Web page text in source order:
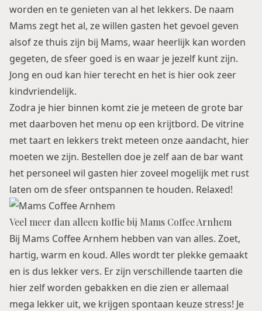
worden en te genieten van al het lekkers. De naam
Mams zegt het al, ze willen gasten het gevoel geven
alsof ze thuis zijn bij Mams, waar heerlijk kan worden
gegeten, de sfeer goed is en waar je jezelf kunt zijn.
Jong en oud kan hier terecht en het is hier ook zeer
kindvriendelijk.
Zodra je hier binnen komt zie je meteen de grote bar
met daarboven het menu op een krijtbord. De vitrine
met taart en lekkers trekt meteen onze aandacht, hier
moeten we zijn. Bestellen doe je zelf aan de bar want
het personeel wil gasten hier zoveel mogelijk met rust
laten om de sfeer ontspannen te houden. Relaxed!
Veel meer dan alleen koffie bij Mams Coffee Arnhem
Bij Mams Coffee Arnhem hebben van van alles. Zoet,
hartig, warm en koud. Alles wordt ter plekke gemaakt
en is dus lekker vers. Er zijn verschillende taarten die
hier zelf worden gebakken en die zien er allemaal
mega lekker uit, we krijgen spontaan keuze stress! Je